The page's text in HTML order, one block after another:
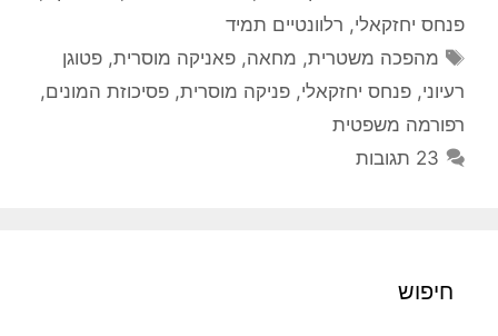
פנחס יחזקאלי, רלוונטיים תמיד
תגיות
מהפכה משטרית, מחאה,פאניקה מוסרית,פטוגן
רעיוני, פנחס יחזקאלי, פניקה מוסרית, פסיכוזת המונים,
רפורמה משפטית
23 תגובות
חיפוש